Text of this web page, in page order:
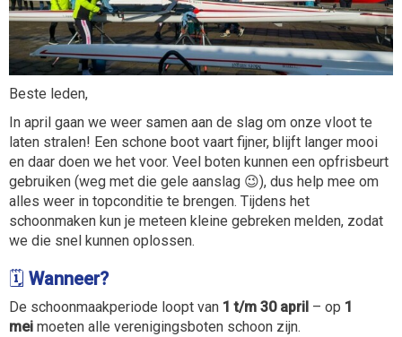
Beste leden,
In april gaan we weer samen aan de slag om onze vloot te
laten stralen! Een schone boot vaart fijner, blijft langer mooi
en daar doen we het voor. Veel boten kunnen een opfrisbeurt
gebruiken (weg met die gele aanslag 😉), dus help mee om
alles weer in topconditie te brengen. Tijdens het
schoonmaken kun je meteen kleine gebreken melden, zodat
we die snel kunnen oplossen.
🗓 Wanneer?
De schoonmaakperiode loopt van 1 t/m 30 april – op 1
mei moeten alle verenigingsboten schoon zijn.